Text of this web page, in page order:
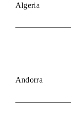
Algeria
Andorra